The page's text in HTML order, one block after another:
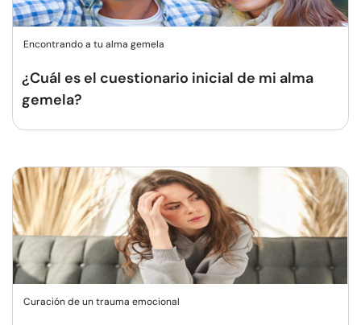
Encontrando a tu alma gemela
¿Cuál es el cuestionario inicial de mi alma
gemela?
Curación de un trauma emocional